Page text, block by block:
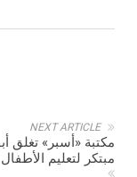
NEXT ARTICLE
مكتبة «أسبر» تغلق
مبتكر لتعليم الأطفال